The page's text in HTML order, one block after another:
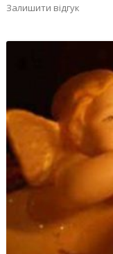
Залишити відгук